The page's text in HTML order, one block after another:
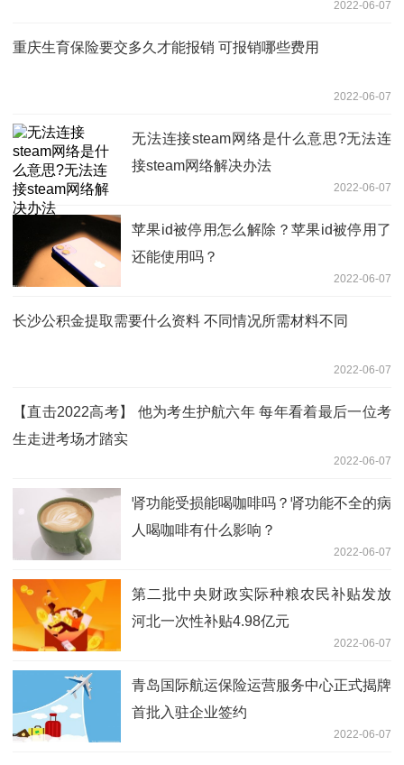
2022-06-07
重庆生育保险要交多久才能报销 可报销哪些费用
2022-06-07
无法连接steam网络是什么意思?无法连
接steam网络解决办法
2022-06-07
苹果id被停用怎么解除？苹果id被停用了
还能使用吗？
2022-06-07
长沙公积金提取需要什么资料 不同情况所需材料不同
2022-06-07
【直击2022高考】 他为考生护航六年 每年看着最后一位考
生走进考场才踏实
2022-06-07
肾功能受损能喝咖啡吗？肾功能不全的病
人喝咖啡有什么影响？
2022-06-07
第二批中央财政实际种粮农民补贴发放
河北一次性补贴4.98亿元
2022-06-07
青岛国际航运保险运营服务中心正式揭牌
首批入驻企业签约
2022-06-07